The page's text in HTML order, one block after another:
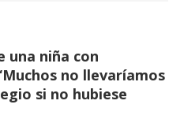
una niña con
no llevaríamos
si no hubiese